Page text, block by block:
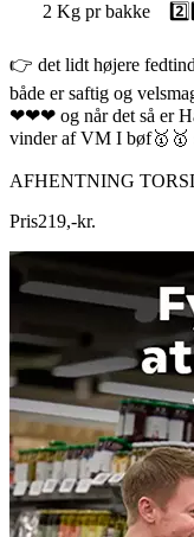
2 Kg pr bakke
👉 det lidt højere
både er saftig og
❤❤❤ og når det så er
vinder af VM I bøf🥇🥇
AFHENTNING
Pris219,-kr.